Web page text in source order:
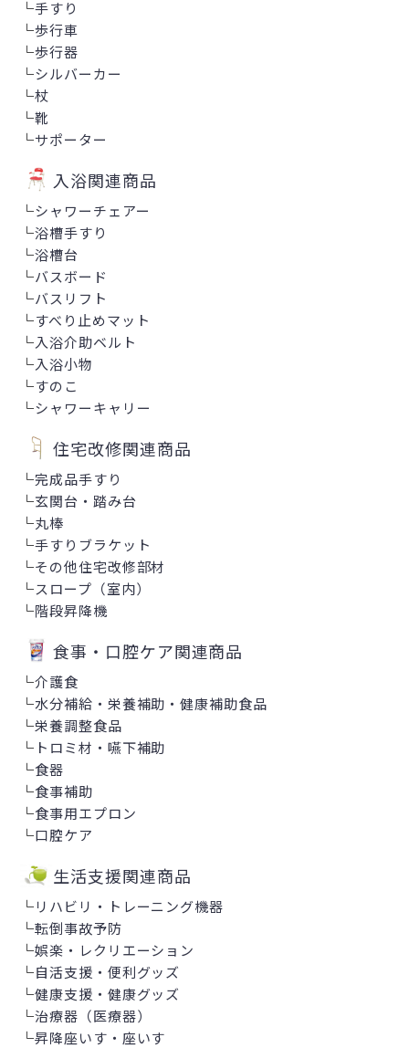
└手すり
└歩行車
└歩行器
└シルバーカー
└杖
└靴
└サポーター
入浴関連商品
└シャワーチェアー
└浴槽手すり
└浴槽台
└バスボード
└バスリフト
└すべり止めマット
└入浴介助ベルト
└入浴小物
└すのこ
└シャワーキャリー
住宅改修関連商品
└完成品手すり
└玄関台・踏み台
└丸棒
└手すりブラケット
└その他住宅改修部材
└スロープ（室内）
└階段昇降機
食事・口腔ケア関連商品
└介護食
└水分補給・栄養補助・健康補助食品
└栄養調整食品
└ トロミ材・嚥下補助
└食器
└食事補助
└食事用エプロン
└口腔ケア
生活支援関連商品
└リハビリ・トレーニング機器
└転倒事故予防
└娯楽・レクリエーション
└自活支援・便利グッズ
└健康支援・健康グッズ
└治療器（医療器）
└昇降座いす・座いす